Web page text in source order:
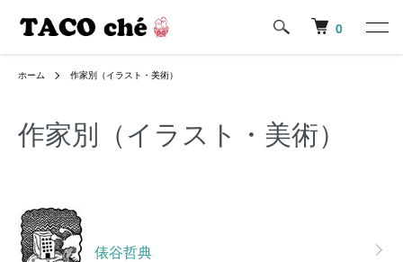
0
ホーム 作家別（イラスト・美術）
作家別（イラスト・美術）
俵谷哲典